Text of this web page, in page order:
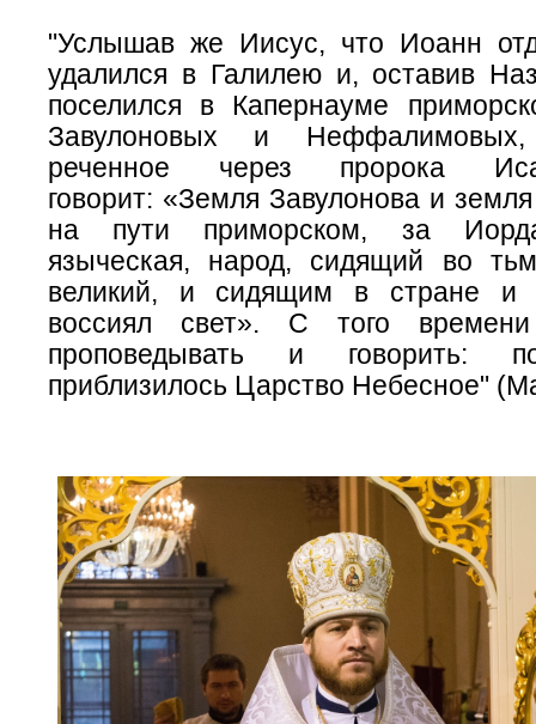
"Услышав же Иисус, что Иоанн
удалился в Галилею и, оставив
поселился в Капернауме
Завулоновых и
реченное через пророка
говорит: «Земля Завулонова и
на пути приморском, за
языческая, народ, сидящий во
великий, и сидящим в стране и
воссиял свет». С того
проповедывать и говорить:
приблизилось Царство Небесное"